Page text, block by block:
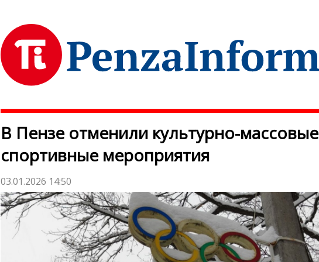
В Пензе отменили культурно-
спортивные мероприятия
03.01.2026 14:50